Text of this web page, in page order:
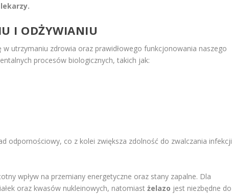
I ODŻYWIANIU
utrzymaniu zdrowia oraz prawidłowego funkcjonowania naszego
procesów biologicznych, takich jak:
odpornościowy, co z kolei zwiększa zdolność do zwalczania infekcji
wpływ na przemiany energetyczne oraz stany zapalne. Dla
oraz kwasów nukleinowych, natomiastżelazo jest niezbędne do